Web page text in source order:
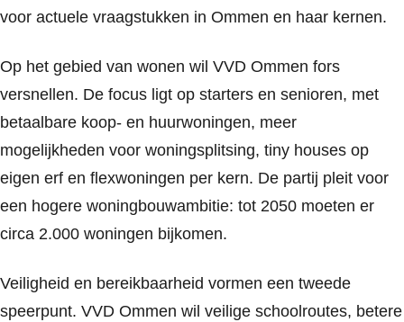
voor actuele vraagstukken in Ommen en haar kernen.
Op het gebied van wonen wil VVD Ommen fors
versnellen. De focus ligt op starters en senioren, met
betaalbare koop- en huurwoningen, meer
mogelijkheden voor woningsplitsing, tiny houses op
eigen erf en flexwoningen per kern. De partij pleit voor
een hogere woningbouwambitie: tot 2050 moeten er
circa 2.000 woningen bijkomen.
Veiligheid en bereikbaarheid vormen een tweede
speerpunt. VVD Ommen wil veilige schoolroutes, betere